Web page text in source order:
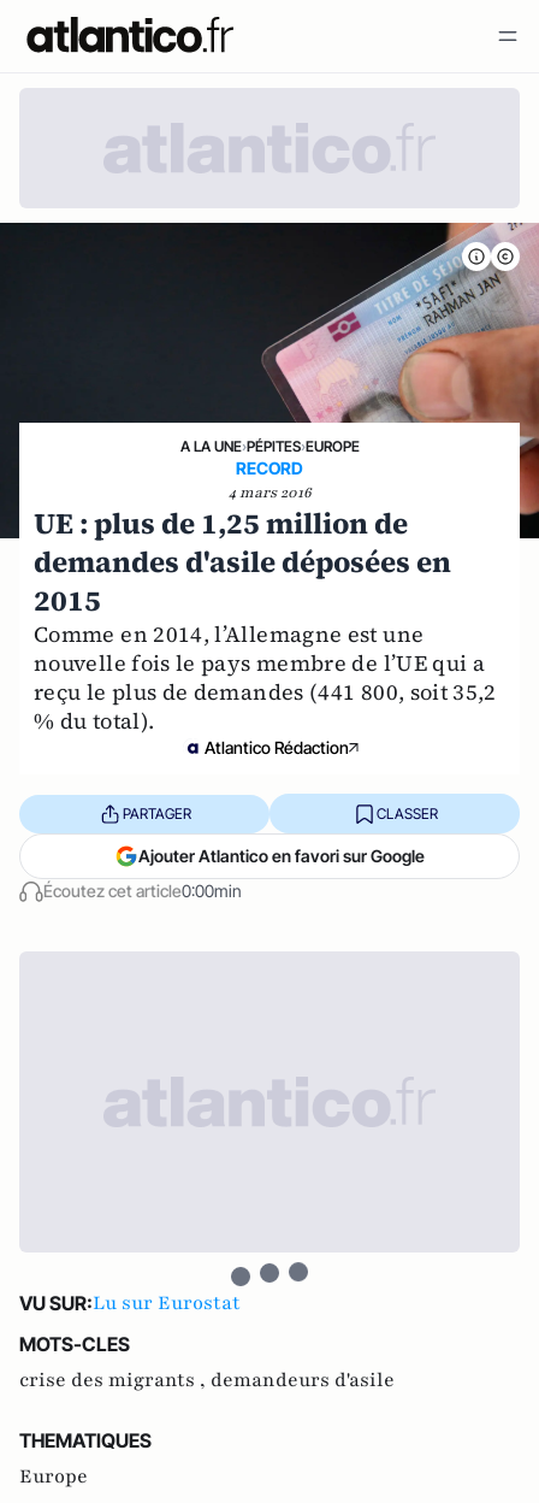
A LA UNE›PÉPITES›EUROPE
RECORD
4 mars 2016
UE : plus de 1,25 million de
demandes d'asile déposées en
2015
Comme en 2014, l’Allemagne est une
nouvelle fois le pays membre de l’UE qui a
reçu le plus de demandes (441 800, soit 35,2
% du total).
Atlantico Rédaction
Écoutez cet article0:00min
PARTAGER CLASSER
Ajouter Atlantico en favori sur Google
VU SUR:Lu sur Eurostat
MOTS-CLES
crise des migrants , demandeurs d'asile
THEMATIQUES
Europe